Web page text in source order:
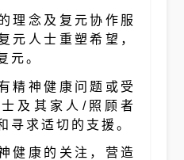
理念及复元协作服
元人士重塑希望，
元。
精神健康问题或受
及其家人/照顾者
寻求适切的支援。
健康的关注，营造